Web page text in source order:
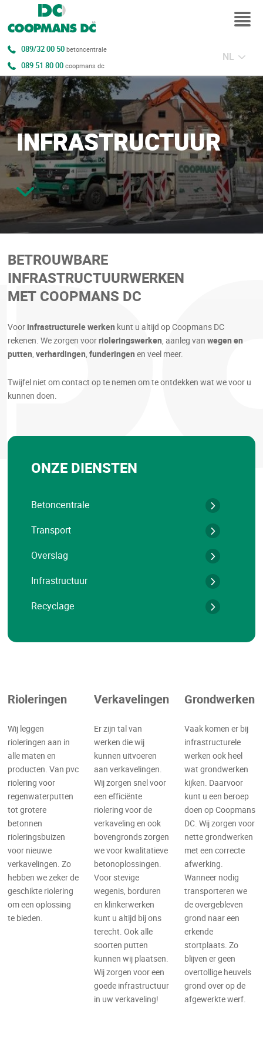
089/32 00 50betoncentrale
089 51 80 00coopmans dc
NL
INFRASTRUCTUUR
BETROUWBARE
INFRASTRUCTUURWERKEN
MET COOPMANS DC
Voor infrastructurele werken kunt u altijd op Coopmans DC
rekenen. We zorgen voorrioleringswerken, aanleg van wegen en
putten, verhardingen, funderingen en veel meer.
Twijfel niet om contact op te nemen om te ontdekken wat we voor u
kunnen doen.
ONZE DIENSTEN
Betoncentrale
Transport
Overslag
Infrastructuur
Recyclage
Rioleringen
Wij leggen
rioleringen aan in
alle maten en
producten. Van pvc
riolering voor
regenwaterputten
tot grotere
betonnen
rioleringsbuizen
voor nieuwe
verkavelingen. Zo
hebben we zeker de
geschikte riolering
om een oplossing
te bieden.
Verkavelingen
Er zijn tal van
werken die wij
kunnen uitvoeren
aan verkavelingen.
Wij zorgen snel voor
een efficiënte
riolering voor de
verkaveling en ook
bovengronds zorgen
we voor kwalitatieve
betonoplossingen.
Voor stevige
wegenis, borduren
en klinkerwerken
kunt u altijd bij ons
terecht. Ook alle
soorten putten
kunnen wij plaatsen.
Wij zorgen voor een
goede infrastructuur
in uw verkaveling!
Grondwerken
Vaak komen er bij
infrastructurele
werken ook heel
wat grondwerken
kijken. Daarvoor
kunt u een beroep
doen op Coopmans
DC. Wij zorgen voor
nette grondwerken
met een correcte
afwerking.
Wanneer nodig
transporteren we
de overgebleven
grond naar een
erkende
stortplaats. Zo
blijven er geen
overtollige heuvels
grond over op de
afgewerkte werf.